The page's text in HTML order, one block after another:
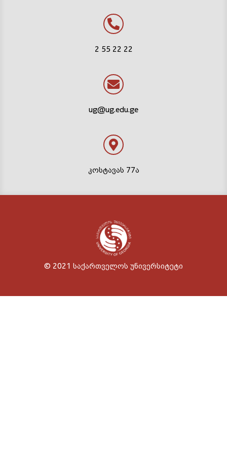
2 55 22 22
ug@ug.edu.ge
კოსტავას 77ა
© 2021 საქართველოს უნივერსიტეტი